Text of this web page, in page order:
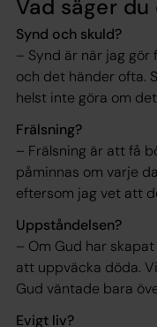
Vad säger du
Synd och skuld?
– Synd är när jag
och det händer ofta.
helst inte göra om
Frälsning?
– Frälsning är att få
påminnas om varje
eftersom jag vet att
Uppståndelsen?
– Om Gud har
att uppväcka döda.
Gud väntade bara
Evigt liv?